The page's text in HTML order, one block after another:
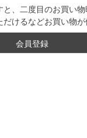
、二度目のお買い物
けるなどお買い物が
会員登録